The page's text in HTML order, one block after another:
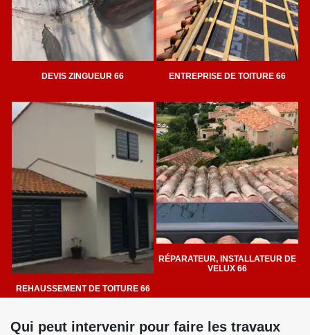
DEVIS ZINGUEUR 66 ENTREPRISE DE TOITURE 66
REHAUSSEMENT DE TOITURE 66
RÉPARATEUR, INSTALLATEUR DE
VELUX 66
Qui peut intervenir pour faire les travaux